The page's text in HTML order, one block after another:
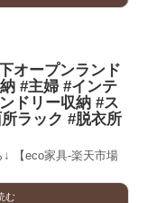
オープンランド
#主婦 #インテ
ドリー収納 #ス
ラック #脱衣所
【eco家具-楽天市場
む